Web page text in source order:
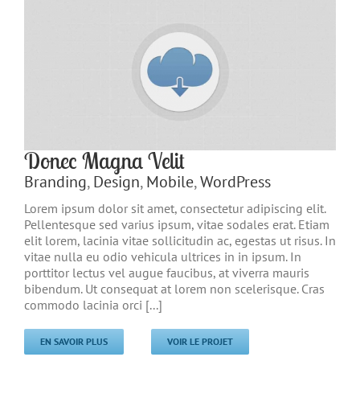
Donec Magna Velit
Branding,Design,Mobile,WordPress
Lorem ipsum dolor sit amet, consectetur adipiscing elit.
Pellentesque sed varius ipsum, vitae sodales erat. Etiam
elit lorem, lacinia vitae sollicitudin ac, egestas ut risus. In
vitae nulla eu odio vehicula ultrices in in ipsum. In
porttitor lectus vel augue faucibus, at viverra mauris
bibendum. Ut consequat at lorem non scelerisque. Cras
commodo lacinia orci [...]
EN SAVOIR PLUS VOIR LE PROJET